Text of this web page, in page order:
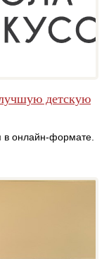
детскую
в онлайн-формате.